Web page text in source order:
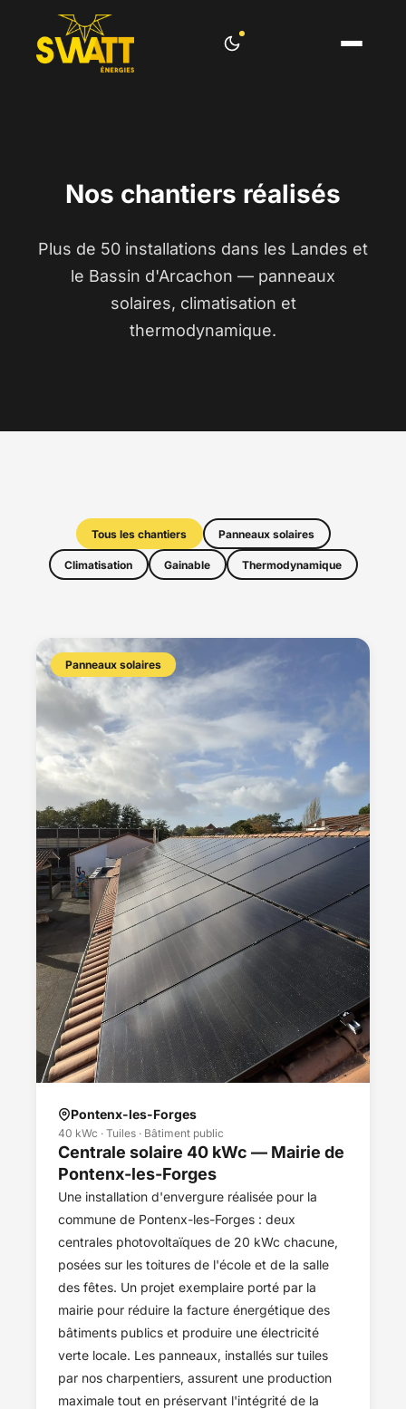
Nos chantiers réalisés
Plus de 50 installations dans les Landes et
le Bassin d'Arcachon — panneaux
solaires, climatisation et
thermodynamique.
Tous les chantiers Panneaux solaires
Climatisation Gainable Thermodynamique
Panneaux solaires
Pontenx-les-Forges
40 kWc · Tuiles · Bâtiment public
Centrale solaire 40 kWc — Mairie de
Pontenx-les-Forges
Une installation d'envergure réalisée pour la
commune de Pontenx-les-Forges : deux
centrales photovoltaïques de 20 kWc chacune,
posées sur les toitures de l'école et de la salle
des fêtes. Un projet exemplaire porté par la
mairie pour réduire la facture énergétique des
bâtiments publics et produire une électricité
verte locale. Les panneaux, installés sur tuiles
par nos charpentiers, assurent une production
maximale tout en préservant l'intégrité de la